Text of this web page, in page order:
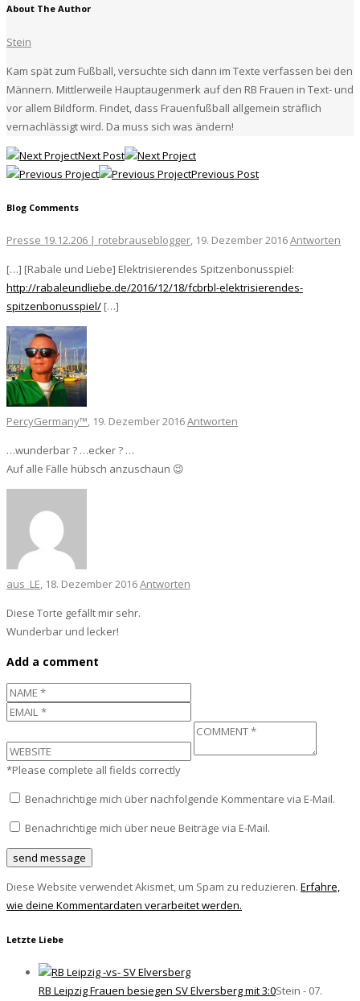
About The Author
Stein
Kam spät zum Fußball, versuchte sich dann im Texte verfassen bei den
Männern. Mittlerweile Hauptaugenmerk auf den RB Frauen in Text- und
vor allem Bildform. Findet, dass Frauenfußball allgemein sträflich
vernachlässigt wird. Da muss sich was ändern!
Next Post
Previous Post
Blog Comments
Presse 19.12.206 | rotebrauseblogger, 19. Dezember 2016Antworten
[…] [Rabale und Liebe] Elektrisierendes Spitzenbonusspiel:
http://rabaleundliebe.de/2016/12/18/fcbrbl-elektrisierendes-
spitzenbonusspiel/ […]
PercyGermany™, 19. Dezember 2016Antworten
…wunderbar ? …ecker ? …
Auf alle Fälle hübsch anzuschaun 😉
aus_LE, 18. Dezember 2016Antworten
Diese Torte gefällt mir sehr.
Wunderbar und lecker!
Add a comment
*Please complete all fields correctly
Benachrichtige mich über nachfolgende Kommentare via E-Mail.
Benachrichtige mich über neue Beiträge via E-Mail.
Diese Website verwendet Akismet, um Spam zu reduzieren. Erfahre,
wie deine Kommentardaten verarbeitet werden.
Letzte Liebe
RB Leipzig Frauen besiegen SV Elversberg mit 3:0Stein - 07.